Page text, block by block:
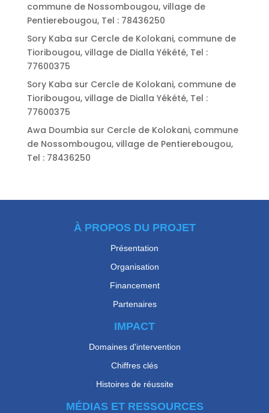
commune de Nossombougou, village de
Pentierebougou, Tel : 78436250
Sory Kaba sur Cercle de Kolokani, commune de
Tioribougou, village de Dialla Yékété, Tel :
77600375
Sory Kaba sur Cercle de Kolokani, commune de
Tioribougou, village de Dialla Yékété, Tel :
77600375
Awa Doumbia sur Cercle de Kolokani, commune
de Nossombougou, village de Pentierebougou,
Tel : 78436250
À PROPOS DU PROJET
Présentation
Organisation
Financement
Partenaires
IMPACT
Domaines d'intervention
Chiffres clés
Histoires de réussite
MÉDIAS ET RESSOURCES